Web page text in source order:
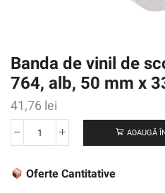
Banda de vinil de
764, alb, 50 mm x
41,76 lei
Cantitate
de
ADAUGĂ
Oferte Cantitative